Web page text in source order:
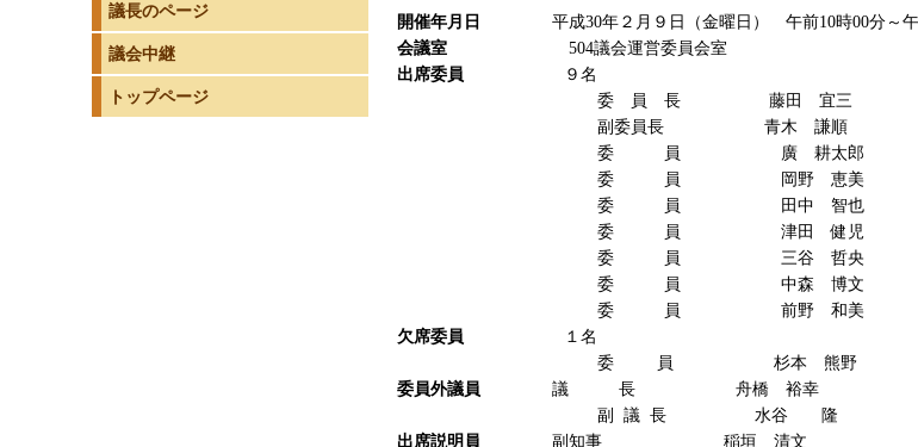
開催年月日平成30年２月９日（金曜日） 午前10時00分～
会議室504議会運営委員会室
出席委員
９名
委 員 長 藤田 宜三
副委員長 青木 謙順
委 員 廣 耕太郎
委 員 岡野 恵美
委 員 田中 智也
委 員 津田 健児
委 員 三谷 哲央
委 員 中森 博文
委 員 前野 和美
欠席委員 １名
委 員 杉本 熊野
委員外議員 議 長 舟橋 裕幸
副 議 長 水谷 隆
出席説明員副知事 稲垣 清文
議長のページ
議会中継
トップページ